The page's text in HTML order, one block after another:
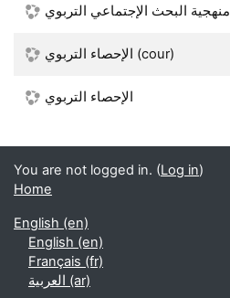
منهجية البحث الإجتماعي التربوي
الإحصاء التربوي (cour)
الإحصاء التربوي
You are not logged in. (Log in)
Home
English ‎(en)‎
English ‎(en)‎
Français ‎(fr)‎
العربية ‎(ar)‎